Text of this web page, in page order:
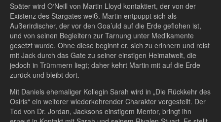
Später wird O‘Neill von Martin Lloyd kontaktiert, der von der
Existenz des Stargates weiß. Martin entpuppt sich als
Außerirdischer, der vor den Goa’uld auf die Erde geflohen ist,
und von seinen Begleitern zur Tarnung unter Medikamente
gesetzt wurde. Ohne diese beginnt er, sich zu erinnern und reist
mit Jack durch das Gate zu seiner einstigen Heimatwelt, die
jedoch in Trümmern liegt; daher kehrt Martin mit auf die Erde
zurück und bleibt dort.
Mit Daniels ehemaliger Kollegin Sarah wird in „Die Rückkehr des
Osiris“ ein weiterer wiederkehrender Charakter vorgestellt. Der
Tod von Dr. Jordan, Jacksons einstigem Mentor, bringt ihn